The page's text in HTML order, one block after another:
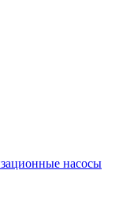
насосы